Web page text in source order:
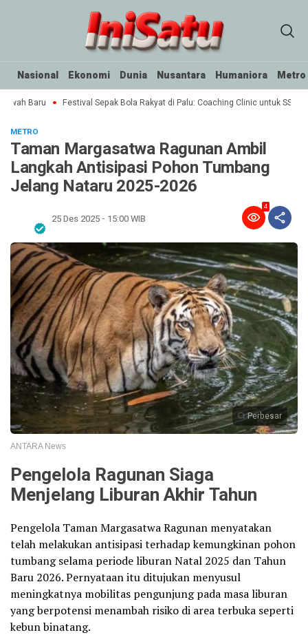
Nasional Ekonomi Dunia Nusantara Humaniora Metro
Baru Festival Sepak Bola Rakyat di Palu: Coaching Clinic untuk SSB
METRO
Taman Margasatwa Ragunan Ambil
Langkah Antisipasi Pohon Tumbang
Jelang Nataru 2025-2026
25 Des 2025 - 15:00 WIB
4
Perbesar
ANTARA News
Pengelola Ragunan Siaga
Menjelang Liburan Akhir Tahun
Pengelola Taman Margasatwa Ragunan menyatakan
telah melakukan antisipasi terhadap kemungkinan pohon
tumbang selama periode liburan Natal 2025 dan Tahun
Baru 2026. Pernyataan itu ditujukan menyusul
meningkatnya mobilitas pengunjung pada masa liburan
yang berpotensi menambah risiko di area terbuka seperti
kebun binatang.